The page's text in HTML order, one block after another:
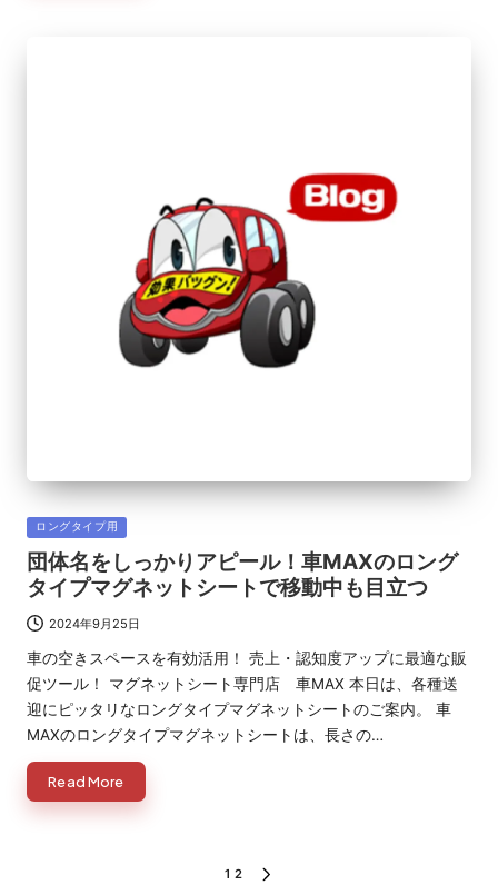
Posted
in
ロングタイプ用
団体名をしっかりアピール！車MAXのロング
タイプマグネットシートで移動中も目立つ
2024年9月25日
車の空きスペースを有効活用！ 売上・認知度アップに最適な販
促ツール！ マグネットシート専門店 車MAX 本日は、各種送
迎にピッタリなロングタイプマグネットシートのご案内。 車
MAXのロングタイプマグネットシートは、長さの…
Read More
1 2